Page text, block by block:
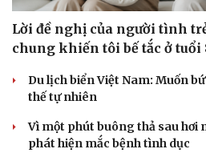
Lời đề nghị của người tình
chung khiến tôi bế tắc ở tuổi
Du lịch biển Việt Nam: Muốn
thế tự nhiên
Vì một phút buông thả sau hơi
phát hiện mắc bệnh tình dục